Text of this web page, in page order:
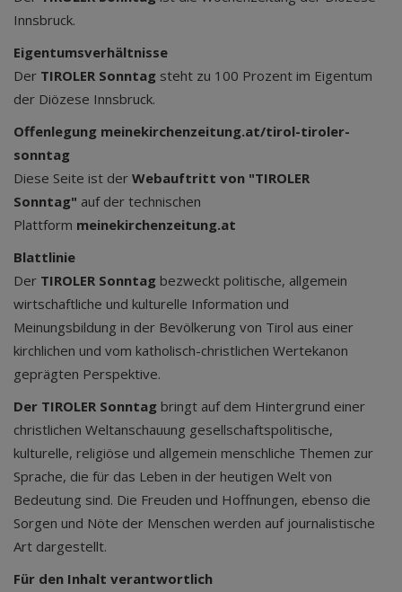
Innsbruck.
Eigentumsverhältnisse
Der TIROLER Sonntag steht zu 100 Prozent im Eigentum
der Diözese Innsbruck.
Offenlegung meinekirchenzeitung.at/tirol-tiroler-
sonntag
Diese Seite ist der Webauftritt von "TIROLER
Sonntag" auf der technischen
Plattform meinekirchenzeitung.at
Blattlinie
Der TIROLER Sonntag bezweckt politische, allgemein
wirtschaftliche und kulturelle Information und
Meinungsbildung in der Bevölkerung von Tirol aus einer
kirchlichen und vom katholisch-christlichen Wertekanon
geprägten Perspektive.
Der TIROLER Sonntag bringt auf dem Hintergrund einer
christlichen Weltanschauung gesellschaftspolitische,
kulturelle, religiöse und allgemein menschliche Themen zur
Sprache, die für das Leben in der heutigen Welt von
Bedeutung sind. Die Freuden und Hoffnungen, ebenso die
Sorgen und Nöte der Menschen werden auf journalistische
Art dargestellt.
Für den Inhalt verantwortlich